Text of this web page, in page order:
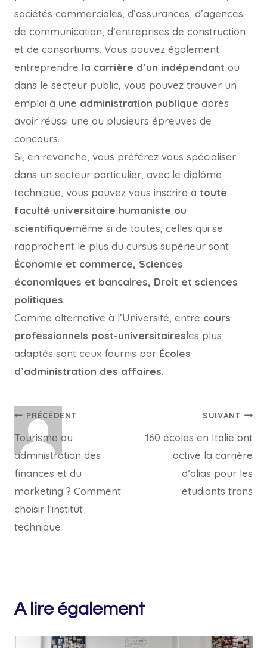
sociétés commerciales, d’assurances, d’agences
de communication, d’entreprises de construction
et de consortiums. Vous pouvez également
entreprendre la carrière d’un indépendant ou
dans le secteur public, vous pouvez trouver un
emploi à une administration publique après
avoir réussi une ou plusieurs épreuves de
concours.
Si, en revanche, vous préférez vous spécialiser
dans un secteur particulier, avec le diplôme
technique, vous pouvez vous inscrire à toute
faculté universitaire humaniste ou
scientifiquemême si de toutes, celles qui se
rapprochent le plus du cursus supérieur sont
Économie et commerce, Sciences
économiques et bancaires, Droit et sciences
politiques.
Comme alternative à l’Université, entre cours
professionnels post-universitairesles plus
adaptés sont ceux fournis par Écoles
d’administration des affaires.
Navigation
de
l’article
PRÉCÉDENT
Tourisme ou
administration des
finances et du
marketing ? Comment
choisir l’institut
technique
SUIVANT
160 écoles en Italie ont
activé la carrière
d’alias pour les
étudiants trans
A lire également